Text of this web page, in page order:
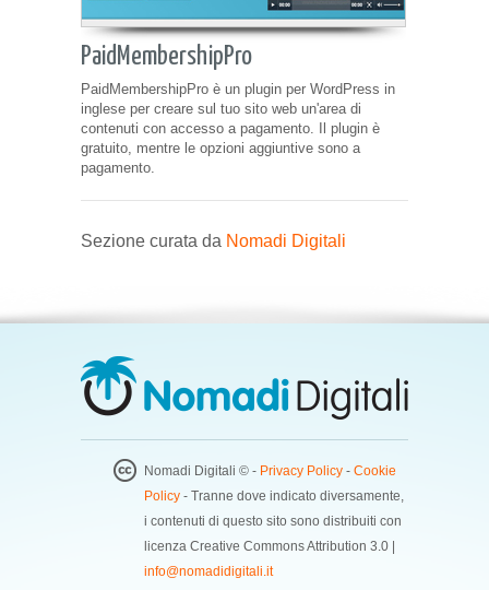
PaidMembershipPro
PaidMembershipPro è un plugin per WordPress in
inglese per creare sul tuo sito web un'area di
contenuti con accesso a pagamento. Il plugin è
gratuito, mentre le opzioni aggiuntive sono a
pagamento.
Sezione curata da Nomadi Digitali
Nomadi Digitali © - Privacy Policy - Cookie
Policy - Tranne dove indicato diversamente,
i contenuti di questo sito sono distribuiti con
licenza Creative Commons Attribution 3.0 |
info@nomadidigitali.it